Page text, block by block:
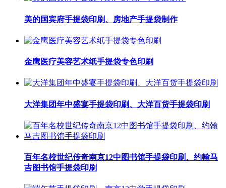
美的国宾府手提袋印刷、房地产手提袋制作
金鹰医疗美容艺术纸手提袋专色印刷
大洋集团年中盛宴手提袋印刷、大洋百货手提袋印刷
百年名校世纪传奇南京12中图书馆手提袋印刷、约翰马
吉图书馆手提袋印刷